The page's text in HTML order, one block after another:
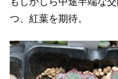
つ、紅葉を期待。